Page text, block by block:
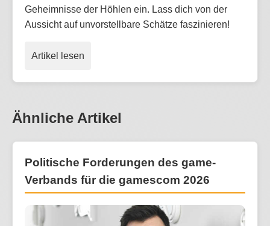
Geheimnisse der Höhlen ein. Lass dich von der
Aussicht auf unvorstellbare Schätze faszinieren!
Artikel lesen
Ähnliche Artikel
Politische Forderungen des game-
Verbands für die gamescom 2026